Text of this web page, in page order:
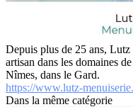
Depuis plus de 25 ans,
artisan dans les domaines
Nîmes, dans le Gard.
https://www.lutz-
Dans la même catégorie